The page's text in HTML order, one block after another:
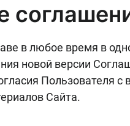
в любое время в
новой версии
Пользователя
Сайта.